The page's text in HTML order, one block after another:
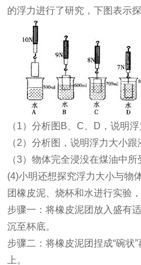
的浮力进行了研究，下图表示
（1）分析图B、C、D，说明
（2）分析图 ，说明浮力大小跟
（3）物体完全浸没在煤油中所
(4)小明还想探究浮力大小与物
团橡皮泥、烧杯和水进行实验
步骤一：将橡皮泥团放入盛有
沉至杯底。
步骤二：将橡皮泥团捏成“碗状
上。